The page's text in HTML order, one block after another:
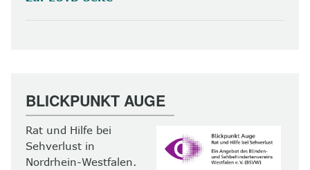
BLICKPUNKT AUGE
Rat und Hilfe bei
Sehverlust in
Nordrhein-Westfalen.